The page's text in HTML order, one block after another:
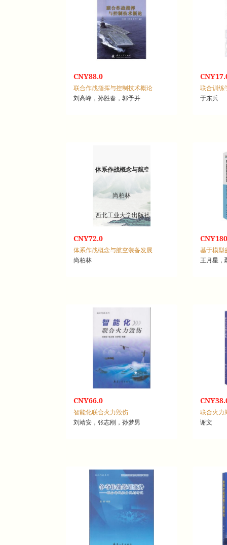
CNY88.0
联合作战指挥与控制技术概论
刘高峰，孙胜春，郭予并
联合训练
于东兵
体系作战概念与航空装备发展
尚柏林
西北工业大学出版社
CNY72.0
体系作战概念与航空装备发展
尚柏林
基于模型
王月星，
CNY66.0
智能化联合火力毁伤
刘靖安，张志刚，孙梦男
联合火力
谢文